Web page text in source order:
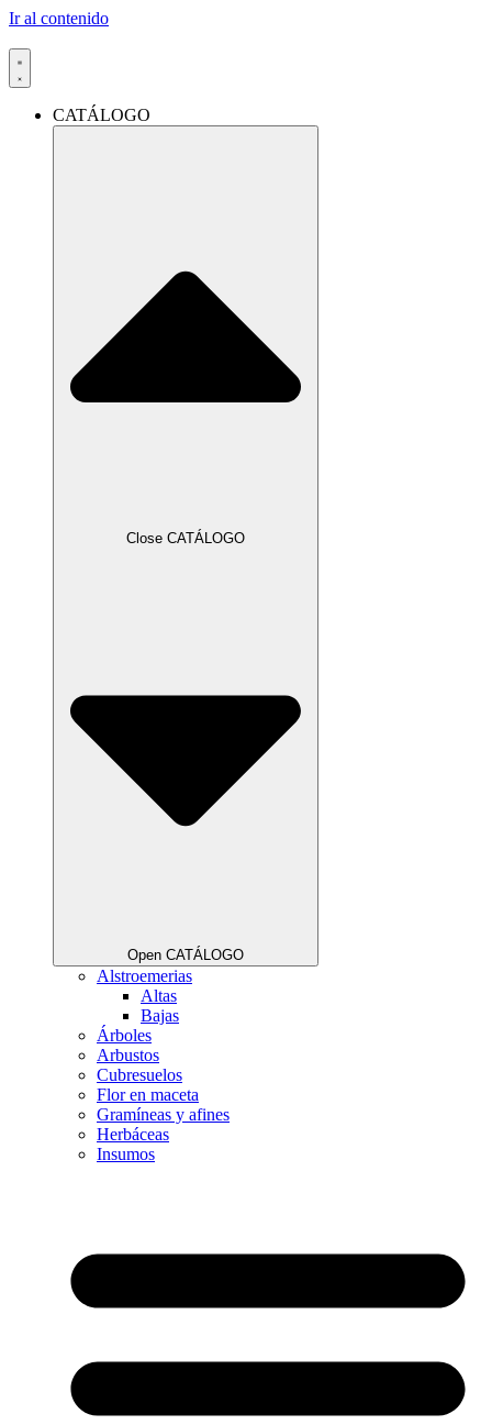
Ir al contenido
CATÁLOGO
Close CATÁLOGO
Open CATÁLOGO
Alstroemerias
Altas
Bajas
Árboles
Arbustos
Cubresuelos
Flor en maceta
Gramíneas y afines
Herbáceas
Insumos